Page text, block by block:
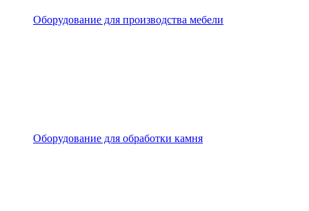
Оборудование для производства мебели
Оборудование для обработки камня